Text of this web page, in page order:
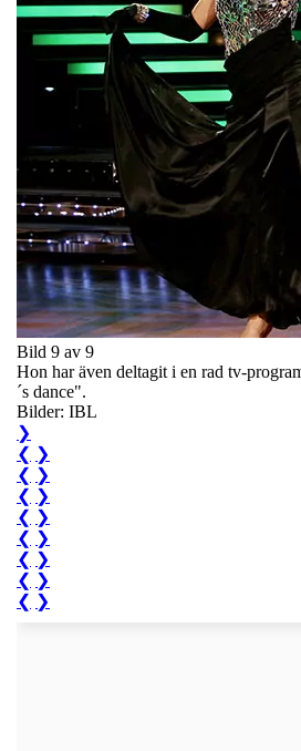
Bild 9 av 9
Hon har även deltagit i en rad tv-
´s dance".
Bilder: IBL
❯
❮ ❯
❮ ❯
❮ ❯
❮ ❯
❮ ❯
❮ ❯
❮ ❯
❮ ❯